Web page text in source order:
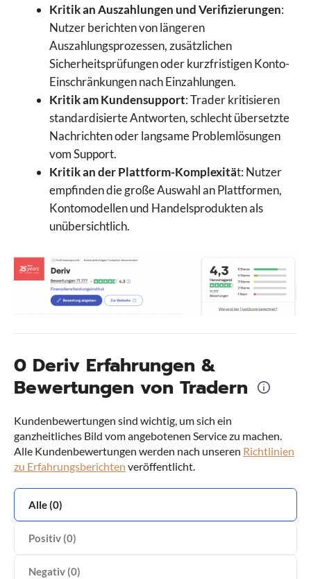
Kritik an Auszahlungen und Verifizierungen:
Nutzer berichten von längeren
Auszahlungsprozessen, zusätzlichen
Sicherheitsprüfungen oder kurzfristigen Konto-
Einschränkungen nach Einzahlungen.
Kritik am Kundensupport: Trader kritisieren
standardisierte Antworten, schlecht übersetzte
Nachrichten oder langsame Problemlösungen
vom Support.
Kritik an der Plattform-Komplexität: Nutzer
empfinden die große Auswahl an Plattformen,
Kontomodellen und Handelsprodukten als
unübersichtlich.
0 Deriv Erfahrungen &
Bewertungen von Tradern
Kundenbewertungen sind wichtig, um sich ein
ganzheitliches Bild vom angebotenen Service zu machen.
Alle Kundenbewertungen werden nach unseren Richtlinien
zu Erfahrungsberichten veröffentlicht.
Alle (0)
Positiv (0)
Negativ (0)